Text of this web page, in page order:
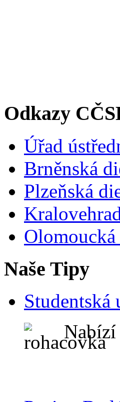
Odkazy
Úřad
Brněnská
Plzeňská
Olomoucká
Naše Tipy
Studentská